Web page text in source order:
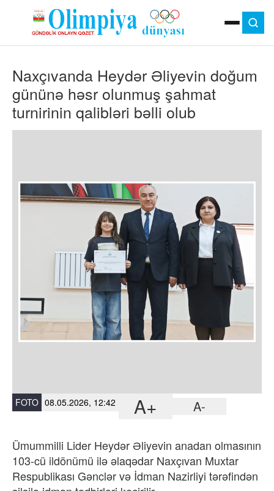
MOK
OLIMPIYA OYUNLARI
ÇAP VERSIYASI
TV
VIDEO
Naxçıvanda Heydər Əliyevin doğum
gününə həsr olunmuş şahmat
turnirinin qalibləri bəlli olub
FOTO 08.05.2026, 12:42 A+ A-
Ümummilli Lider Heydər Əliyevin anadan olmasının
103-cü ildönümü ilə əlaqədar Naxçıvan Muxtar
Respublikası Gənclər və İdman Nazirliyi tərəfindən